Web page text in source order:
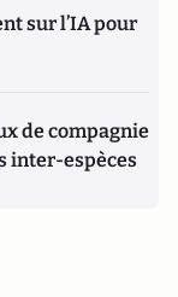
sur l’IA pour
de compagnie
inter-espèces